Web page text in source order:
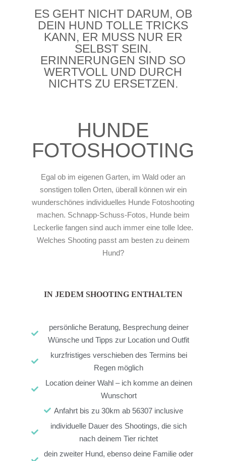
ES GEHT NICHT DARUM, OB
DEIN HUND TOLLE TRICKS
KANN, ER MUSS NUR ER
SELBST SEIN.
ERINNERUNGEN SIND SO
WERTVOLL UND DURCH
NICHTS ZU ERSETZEN.
HUNDE
FOTOSHOOTING
Egal ob im eigenen Garten, im Wald oder an
sonstigen tollen Orten, überall können wir ein
wunderschönes individuelles Hunde Fotoshooting
machen. Schnapp-Schuss-Fotos, Hunde beim
Leckerlie fangen sind auch immer eine tolle Idee.
Welches Shooting passt am besten zu deinem
Hund?
IN JEDEM SHOOTING ENTHALTEN
persönliche Beratung, Besprechung deiner
Wünsche und Tipps zur Location und Outfit
kurzfristiges verschieben des Termins bei
Regen möglich
Location deiner Wahl – ich komme an deinen
Wunschort
Anfahrt bis zu 30km ab 56307 inclusive
individuelle Dauer des Shootings, die sich
nach deinem Tier richtet
dein zweiter Hund, ebenso deine Familie oder